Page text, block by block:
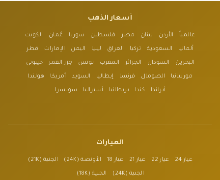
أسعار الذهب
عالمياً الأردن لبنان مصر فلسطين سوريا عُمان الكويت
ألمانيا السعودية تركيا العراق ليبيا اليمن الإمارات قطر
البحرين السودان الجزائر المغرب تونس جزر القمر جيبوتي
موريتانيا الصومال فرنسا إيطاليا السويد أمريكا هولندا
أيرلندا كندا بريطانيا أستراليا سويسرا
العيارات
عيار 24 عيار 22 عيار 21 عيار 18 الأونصة (24K) الجنية (21K)
الجنية (24K) الجنية (18K)